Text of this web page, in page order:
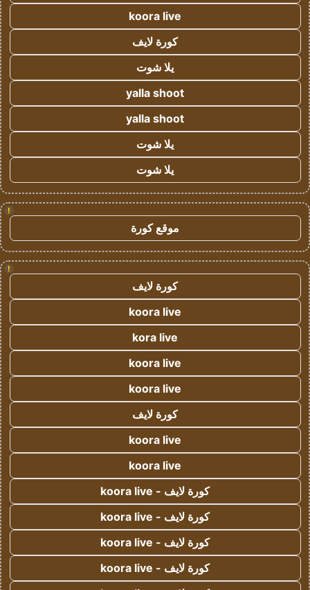
koora live
كورة لايف
يلا شوت
yalla shoot
yalla shoot
يلا شوت
يلا شوت
!
موقع كورة
!
كورة لايف
koora live
kora live
koora live
koora live
كورة لايف
koora live
koora live
كورة لايف - koora live
كورة لايف - koora live
كورة لايف - koora live
كورة لايف - koora live